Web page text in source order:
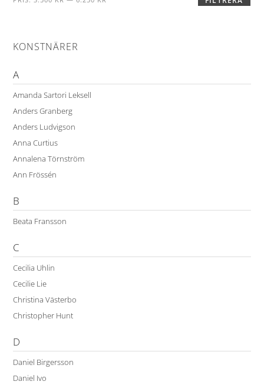
KONSTNÄRER
A
Amanda Sartori Leksell
Anders Granberg
Anders Ludvigson
Anna Curtius
Annalena Törnström
Ann Frössén
B
Beata Fransson
C
Cecilia Uhlin
Cecilie Lie
Christina Västerbo
Christopher Hunt
D
Daniel Birgersson
Daniel Ivo